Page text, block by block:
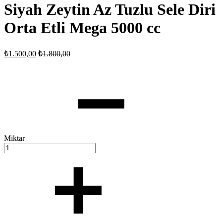
Siyah Zeytin Az Tuzlu Sele Diri
Orta Etli Mega 5000 cc
₺1.500,00 ₺1.800,00
Miktar